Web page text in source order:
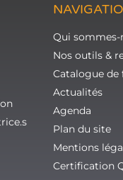
Qui sommes-
Nos outils &
Catalogue
Actualités
Agenda
Plan du site
Mentions
Certification